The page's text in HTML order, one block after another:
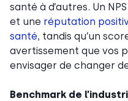
santé à d’autres. Un
et une réputation
santé, tandis qu’un
avertissement que vos
envisager de changer
Benchmark de